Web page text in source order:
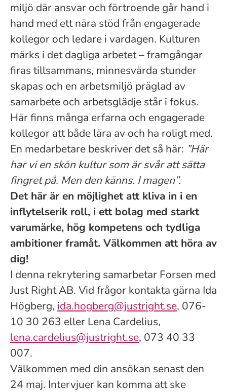
miljö där ansvar och förtroende går hand i
hand med ett nära stöd från engagerade
kollegor och ledare i vardagen. Kulturen
märks i det dagliga arbetet – framgångar
firas tillsammans, minnesvärda stunder
skapas och en arbetsmiljö präglad av
samarbete och arbetsglädje står i fokus.
Här finns många erfarna och engagerade
kollegor att både lära av och ha roligt med.
En medarbetare beskriver det så här: ”Här
har vi en skön kultur som är svår att sätta
fingret på. Men den känns. I magen”.
Det här är en möjlighet att kliva in i en
inflytelserik roll, i ett bolag med starkt
varumärke, hög kompetens och tydliga
ambitioner framåt. Välkommen att höra av
dig!
I denna rekrytering samarbetar Forsen med
Just Right AB. Vid frågor kontakta gärna Ida
Högberg, ida.hogberg@justright.se, 076-
10 30 263 eller Lena Cardelius,
lena.cardelius@justright.se, 073 40 33
007.
Välkommen med din ansökan senast den
24 maj. Intervjuer kan komma att ske